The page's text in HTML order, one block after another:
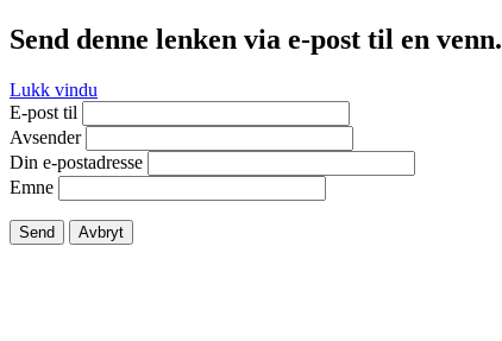
Send denne lenken via e-post til en venn.
Lukk vindu
E-post til
Avsender
Din e-postadresse
Emne
Send Avbryt